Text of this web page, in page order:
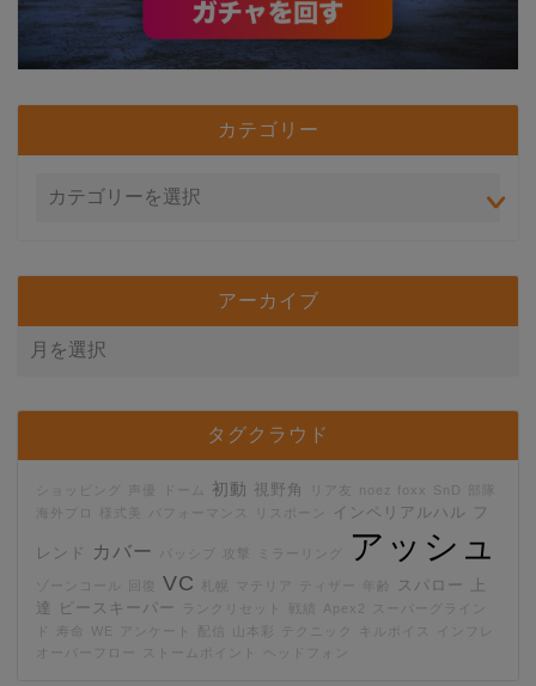
カテゴリー
アーカイブ
タグクラウド
声優 ドーム 初動 視野角 リア友 noez foxx SnD
部隊
様式美 パフォーマンス インペリアルハル フ
レンド カバー 攻撃 ミラーリング アッシュ
回復 VC マテリア スパロー
上
達
ピースキーパー ランクリセット Apex2
スーパーグライン
WE
ストームポイント